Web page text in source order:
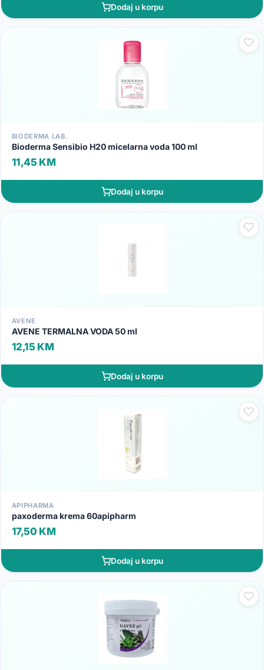
Dodaj u korpu
BIODERMA LAB.
Bioderma Sensibio H20 micelarna voda 100 ml
11,45 KM
Dodaj u korpu
AVENE
AVENE TERMALNA VODA 50 ml
12,15 KM
Dodaj u korpu
APIPHARMA
paxoderma krema 60apipharm
17,50 KM
Dodaj u korpu